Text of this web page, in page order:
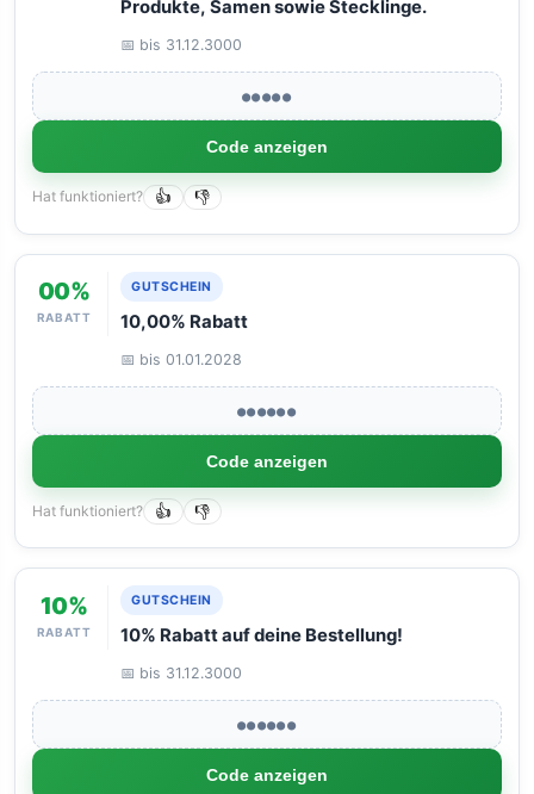
Produkte, Samen sowie Stecklinge.
📅 bis 31.12.3000
●●●●●
Code anzeigen
Hat funktioniert? 👍 👎
00%
RABATT
GUTSCHEIN
10,00% Rabatt
📅 bis 01.01.2028
●●●●●●
Code anzeigen
Hat funktioniert? 👍 👎
10%
RABATT
GUTSCHEIN
10% Rabatt auf deine Bestellung!
📅 bis 31.12.3000
●●●●●●
Code anzeigen